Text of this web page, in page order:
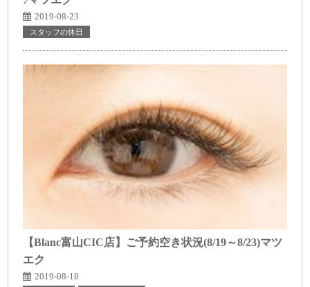
2019-08-23
スタッフの休日
【Blanc富山CIC店】ご予約空き状況(8/19～8/23)マツ
エク
2019-08-18